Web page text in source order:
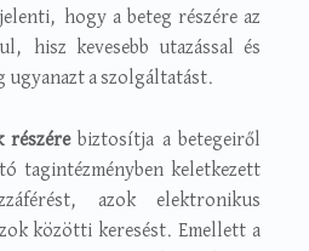
hogy a beteg részére az
hisz kevesebb utazással és
ugyanazt a szolgáltatást.
részérebiztosítja a betegeiről
tagintézményben keletkezett
azok elektronikus
közötti keresést. Emellett a